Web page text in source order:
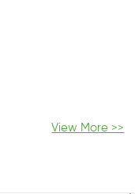
View More >>